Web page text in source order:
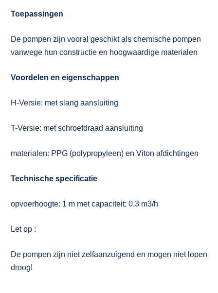
Toepassingen
De pompen zijn vooral geschikt als chemische pompen
vanwege hun constructie en hoogwaardige materialen
Voordelen en eigenschappen
H-Versie: met slang aansluiting
T-Versie: met schroefdraad aansluiting
materialen: PPG (polypropyleen) en Viton afdichtingen
Technische specificatie
opvoerhoogte: 1 m met capaciteit: 0.3 m3/h
Let op :
De pompen zijn niet zelfaanzuigend en mogen niet lopen
droog!